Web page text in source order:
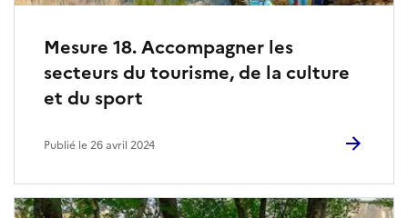
Mesure 18. Accompagner les
secteurs du tourisme, de la culture
et du sport
Publié le 26 avril 2024